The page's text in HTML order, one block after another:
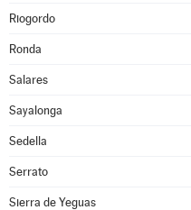
Riogordo
Ronda
Salares
Sayalonga
Sedella
Serrato
Sierra de Yeguas